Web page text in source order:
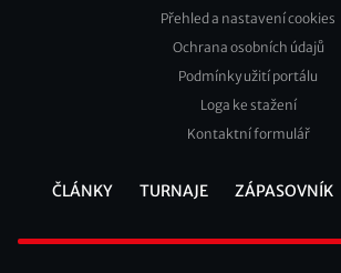
FooterPřehled a nastavení cookies
Ochrana osobních údajů
Podmínky užití portálu
Loga ke stažení
Kontaktní formulář
ČLÁNKY TURNAJE ZÁPASOVNÍK